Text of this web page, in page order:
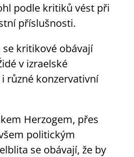
podle kritiků vést při
příslušnosti.
kritikové obávají
v izraelské
různé konzervativní
Herzogem, přes
politickým
se obávají, že by